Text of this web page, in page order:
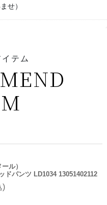
せ）
テム
ル）
ドパンツ LD1034 13051402112
)